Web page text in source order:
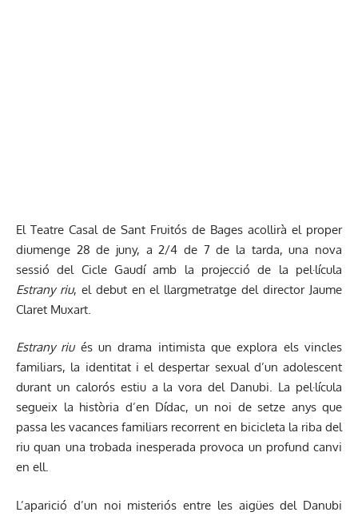
El Teatre Casal de Sant Fruitós de Bages acollirà el proper
diumenge 28 de juny, a 2/4 de 7 de la tarda, una nova
sessió del Cicle Gaudí amb la projecció de la pel·lícula
Estrany riu, el debut en el llargmetratge del director Jaume
Claret Muxart.
Estrany riués un drama intimista que explora els vincles
familiars, la identitat i el despertar sexual d’un adolescent
durant un calorós estiu a la vora del Danubi. La pel·lícula
segueix la història d’en Dídac, un noi de setze anys que
passa les vacances familiars recorrent en bicicleta la riba del
riu quan una trobada inesperada provoca un profund canvi
en ell.
L’aparició d’un noi misteriós entre les aigües del Danubi